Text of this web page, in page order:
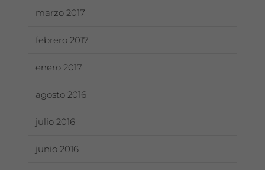
marzo 2017
febrero 2017
enero 2017
agosto 2016
julio 2016
junio 2016